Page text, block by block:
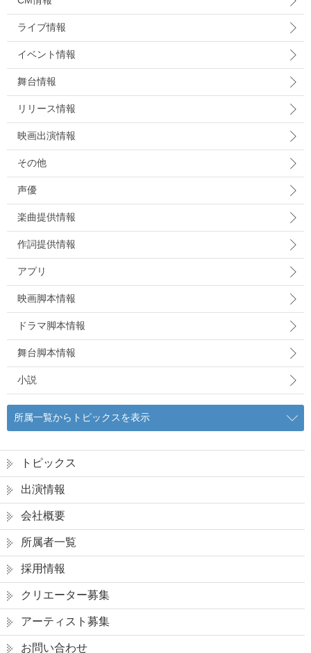
ライブ情報
イベント情報
舞台情報
リリース情報
映画出演情報
その他
声優
楽曲提供情報
作詞提供情報
アプリ
映画脚本情報
ドラマ脚本情報
舞台脚本情報
小説
所属一覧からトピックスを表示
トピックス
出演情報
会社概要
所属者一覧
採用情報
クリエーター募集
アーティスト募集
お問い合わせ